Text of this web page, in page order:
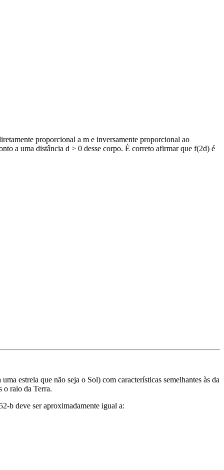
proporcional a m e inversamente proporcional ao
a uma distância d > 0 desse corpo. É correto afirmar que f(2d) é
estrela que não seja o Sol) com características semelhantes às da
o raio da Terra.
b deve ser aproximadamente igual a: